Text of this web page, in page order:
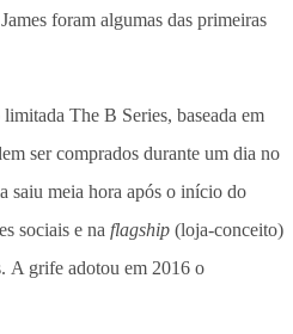
foram algumas das primeiras
The B Series, baseada em
ser comprados durante um dia no
saiu meia hora após o início do
sociais e na flagship (loja-conceito)
A grife adotou em 2016 o